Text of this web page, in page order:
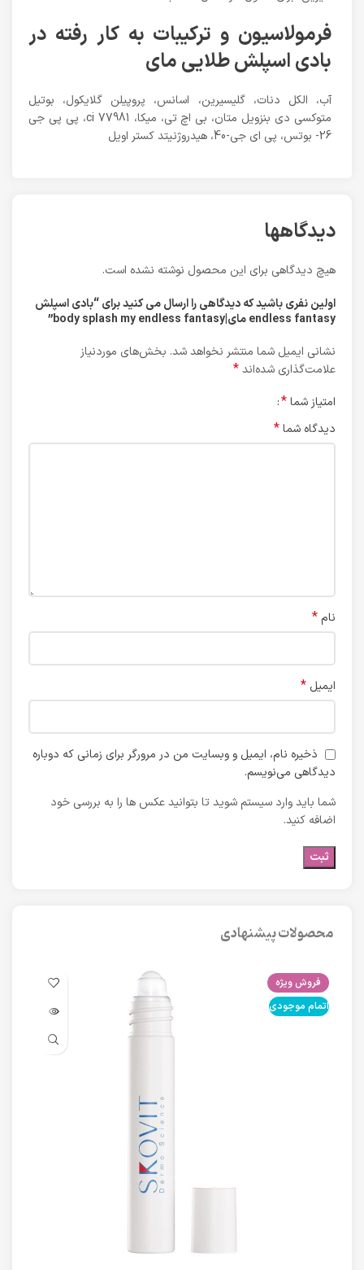
فرمولاسیون و ترکیبات به کار رفته در
بادی اسپلش طلایی مای
آب، الکل دنات، گلیسیرین، اسانس، پروپیلن گلایکول، بوتیل
متوکسی دی بنزویل متان، بی اچ تی، میکا، ci 77981، پی پی جی
26- بوتس، پی ای جی-40، هیدروژنیتد کستر اویل
دیدگاهها
هیچ دیدگاهی برای این محصول نوشته نشده است.
اولین نفری باشید که دیدگاهی را ارسال می کنید برای “بادی اسپلش
endless fantasy مای|body splash my endless fantasy”
نشانی ایمیل شما منتشر نخواهد شد. بخش‌های موردنیاز
علامت‌گذاری شده‌اند*
امتیاز شما*
دیدگاه شما*
نام *
ایمیل *
ذخیره نام، ایمیل و وبسایت من در مرورگر برای زمانی که دوباره
دیدگاهی می‌نویسم.
شما باید وارد سیستم شوید تا بتوانید عکس ها را به بررسی خود
اضافه کنید.
محصولات پیشنهادی
فروش ویژه
اتمام موجودی